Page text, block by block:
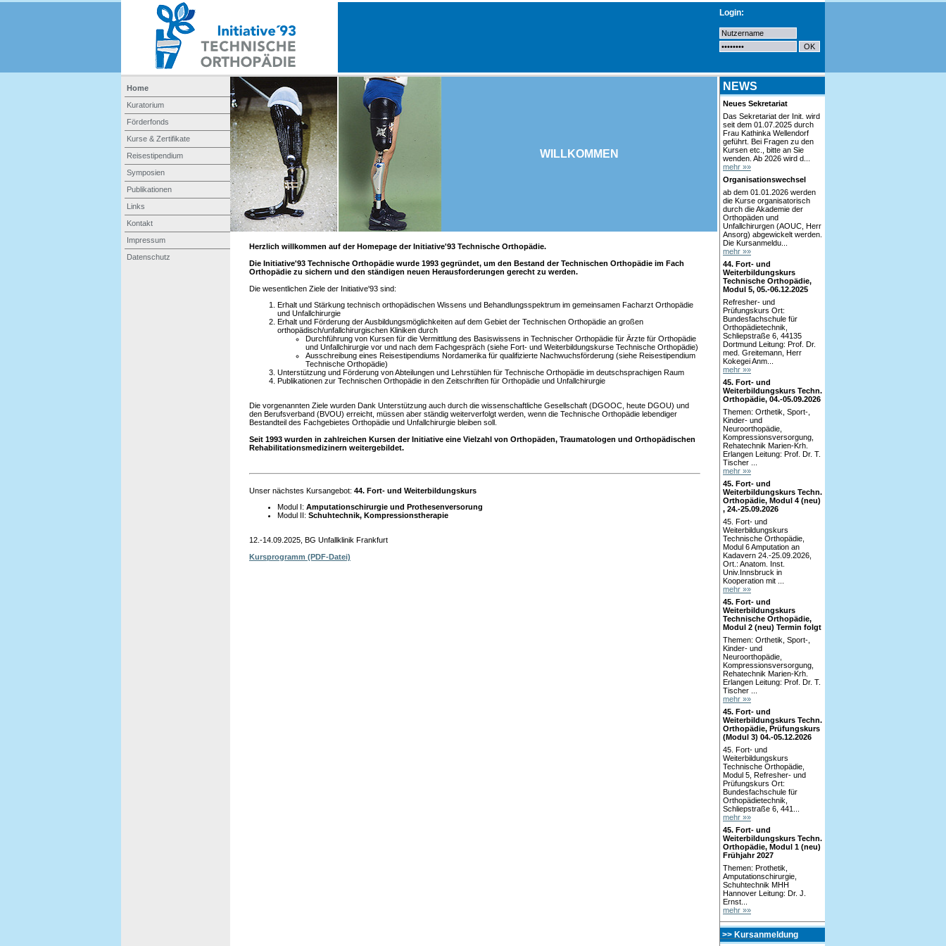
Login:
Home
Kuratorium
Förderfonds
Kurse & Zertifikate
Reisestipendium
Symposien
Publikationen
Links
Kontakt
Impressum
Datenschutz
WILLKOMMEN
Herzlich willkommen auf der Homepage der Initiative'93 Technische Orthopädie.
Die Initiative'93 Technische Orthopädie wurde 1993 gegründet, um den Bestand der Technischen Orthopädie im Fach
Orthopädie zu sichern und den ständigen neuen Herausforderungen gerecht zu werden.
Die wesentlichen Ziele der Initiative'93 sind:
Erhalt und Stärkung technisch orthopädischen Wissens und Behandlungsspektrum im gemeinsamen Facharzt Orthopädie
und Unfallchirurgie
Erhalt und Förderung der Ausbildungsmöglichkeiten auf dem Gebiet der Technischen Orthopädie an großen
orthopädisch/unfallchirurgischen Kliniken durch
Durchführung von Kursen für die Vermittlung des Basiswissens in Technischer Orthopädie für Ärzte für Orthopädie
und Unfallchirurgie vor und nach dem Fachgespräch (siehe Fort- und Weiterbildungskurse Technische Orthopädie)
Ausschreibung eines Reisestipendiums Nordamerika für qualifizierte Nachwuchsförderung (siehe Reisestipendium
Technische Orthopädie)
Unterstützung und Förderung von Abteilungen und Lehrstühlen für Technische Orthopädie im deutschsprachigen Raum
Publikationen zur Technischen Orthopädie in den Zeitschriften für Orthopädie und Unfallchirurgie
Die vorgenannten Ziele wurden Dank Unterstützung auch durch die wissenschaftliche Gesellschaft (DGOOC, heute DGOU) und
den Berufsverband (BVOU) erreicht, müssen aber ständig weiterverfolgt werden, wenn die Technische Orthopädie lebendiger
Bestandteil des Fachgebietes Orthopädie und Unfallchirurgie bleiben soll.
Seit 1993 wurden in zahlreichen Kursen der Initiative eine Vielzahl von Orthopäden, Traumatologen und Orthopädischen
Rehabilitationsmedizinern weitergebildet.
Unser nächstes Kursangebot: 44. Fort- und Weiterbildungskurs
Modul I: Amputationschirurgie und Prothesenversorung
Modul II: Schuhtechnik, Kompressionstherapie
12.-14.09.2025, BG Unfallklinik Frankfurt
Kursprogramm (PDF-Datei)
NEWS
Neues Sekretariat
Das Sekretariat der Init. wird
seit dem 01.07.2025 durch
Frau Kathinka Wellendorf
geführt. Bei Fragen zu den
Kursen etc., bitte an Sie
wenden. Ab 2026 wird d...
mehr »»
Organisationswechsel
ab dem 01.01.2026 werden
die Kurse organisatorisch
durch die Akademie der
Orthopäden und
Unfallchirurgen (AOUC, Herr
Ansorg) abgewickelt werden.
Die Kursanmeldu...
mehr »»
44. Fort- und
Weiterbildungskurs
Technische Orthopädie,
Modul 5, 05.-06.12.2025
Refresher- und
Prüfungskurs Ort:
Bundesfachschule für
Orthopädietechnik,
Schliepstraße 6, 44135
Dortmund Leitung: Prof. Dr.
med. Greitemann, Herr
Kokegei Anm...
mehr »»
45. Fort- und
Weiterbildungskurs Techn.
Orthopädie, 04.-05.09.2026
Themen: Orthetik, Sport-,
Kinder- und
Neuroorthopädie,
Kompressionsversorgung,
Rehatechnik Marien-Krh.
Erlangen Leitung: Prof. Dr. T.
Tischer ...
mehr »»
45. Fort- und
Weiterbildungskurs Techn.
Orthopädie, Modul 4 (neu)
, 24.-25.09.2026
45. Fort- und
Weiterbildungskurs
Technische Orthopädie,
Modul 6 Amputation an
Kadavern 24.-25.09.2026,
Ort.: Anatom. Inst.
Univ.Innsbruck in
Kooperation mit ...
mehr »»
45. Fort- und
Weiterbildungskurs
Technische Orthopädie,
Modul 2 (neu) Termin folgt
Themen: Orthetik, Sport-,
Kinder- und
Neuroorthopädie,
Kompressionsversorgung,
Rehatechnik Marien-Krh.
Erlangen Leitung: Prof. Dr. T.
Tischer ...
mehr »»
45. Fort- und
Weiterbildungskurs Techn.
Orthopädie, Prüfungskurs
(Modul 3) 04.-05.12.2026
45. Fort- und
Weiterbildungskurs
Technische Orthopädie,
Modul 5, Refresher- und
Prüfungskurs Ort:
Bundesfachschule für
Orthopädietechnik,
Schliepstraße 6, 441...
mehr »»
45. Fort- und
Weiterbildungskurs Techn.
Orthopädie, Modul 1 (neu)
Frühjahr 2027
Themen: Prothetik,
Amputationschirurgie,
Schuhtechnik MHH
Hannover Leitung: Dr. J.
Ernst...
mehr »»
>> Kursanmeldung